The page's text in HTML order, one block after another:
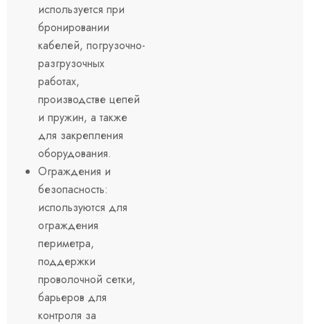
используется при
бронировании
кабелей, погрузочно-
разгрузочных
работах,
производстве цепей
и пружин, а также
для закрепления
оборудования.
Ограждения и
безопасность:
используются для
ограждения
периметра,
поддержки
проволочной сетки,
барьеров для
контроля за